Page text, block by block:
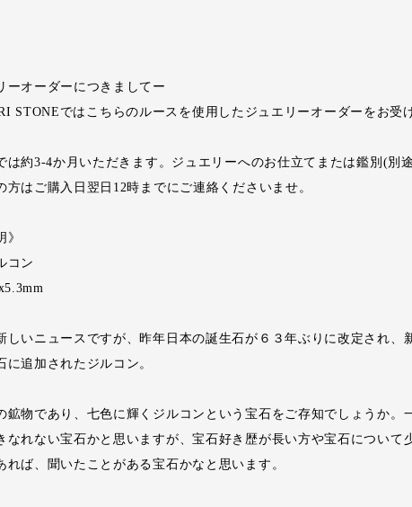
ーオーダーにつきましてー
STONEではこちらのルースを使用したジュエリーオーダーをお受
は約3-4か月いただきます。ジュエリーへのお仕立てまたは鑑別(別
方はご購入日翌日12時までにご連絡くださいませ。
》
コン
しいニュースですが、昨年日本の誕生石が６３年ぶりに改定され、
に追加されたジルコン。
鉱物であり、七色に輝くジルコンという宝石をご存知でしょうか。
なれない宝石かと思いますが、宝石好き歴が長い方や宝石について
れば、聞いたことがある宝石かなと思います。